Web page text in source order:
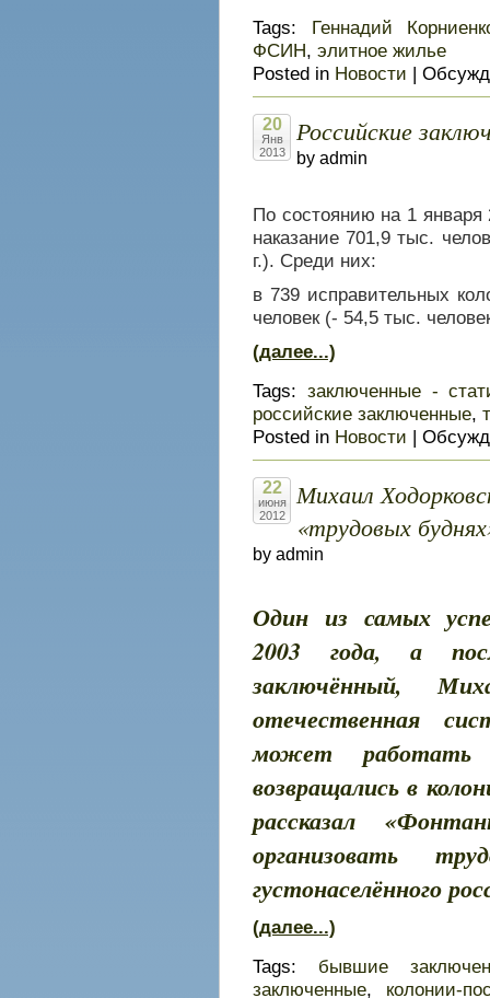
Tags: Геннадий
ФСИН, элитное жилье
Posted in Новости |
20
Янв
2013
Российские
by admin
По состоянию на 1
наказание 701,9 тыс.
г.). Среди них:
в 739 исправительных
человек (- 54,5 тыс.
(далее...)
Tags: заключенные -
российские заключенные,
Posted in Новости |
22
июня
2012
Михаил
«трудовых
by admin
Один из самых
2003 года, а
заключённый,
отечественная
может
возвращались в
рассказал
организовать
густонаселённого
(далее...)
Tags: бывшие
заключенные, колонии-